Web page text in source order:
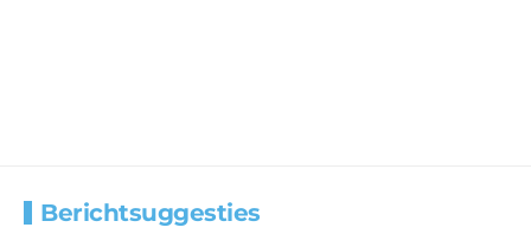
Berichtsuggesties